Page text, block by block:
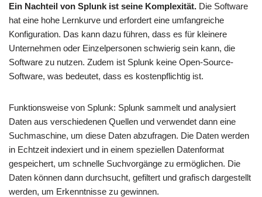
Ein Nachteil von Splunk ist seine Komplexität. Die Software
hat eine hohe Lernkurve und erfordert eine umfangreiche
Konfiguration. Das kann dazu führen, dass es für kleinere
Unternehmen oder Einzelpersonen schwierig sein kann, die
Software zu nutzen. Zudem ist Splunk keine Open-Source-
Software, was bedeutet, dass es kostenpflichtig ist.
Funktionsweise von Splunk: Splunk sammelt und analysiert
Daten aus verschiedenen Quellen und verwendet dann eine
Suchmaschine, um diese Daten abzufragen. Die Daten werden
in Echtzeit indexiert und in einem speziellen Datenformat
gespeichert, um schnelle Suchvorgänge zu ermöglichen. Die
Daten können dann durchsucht, gefiltert und grafisch dargestellt
werden, um Erkenntnisse zu gewinnen.